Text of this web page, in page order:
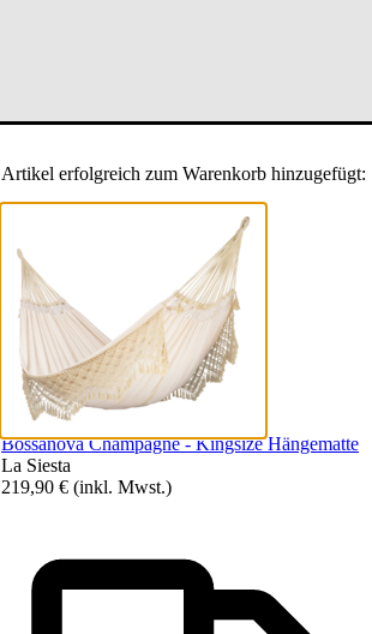
Artikel erfolgreich zum Warenkorb hinzugefügt:
Bossanova Champagne - Kingsize Hängematte
La Siesta
219,90 € (inkl. Mwst.)